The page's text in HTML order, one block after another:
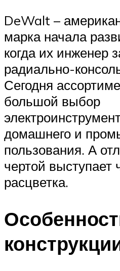
DeWalt –
марка начала
когда их инженер
радиально-
Сегодня
большой выбор
домашнего и
пользования. А
чертой выступает
расцветка.